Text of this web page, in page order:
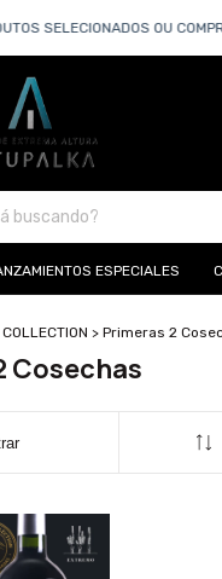
SELECIONADOS OU
ESPECIALES
> Primeras 2
Cosechas